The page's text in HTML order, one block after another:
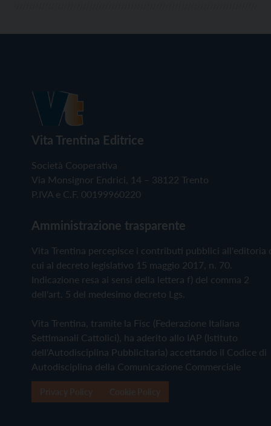
Vita Trentina Editrice
Società Cooperativa
Via Monsignor Endrici, 14 – 38122 Trento
P.IVA e C.F. 00199960220
Amministrazione trasparente
Vita Trentina percepisce i contributi pubblici all'editoria
cui al decreto legislativo 15 maggio 2017, n. 70.
Indicazione resa ai sensi della lettera f) del comma 2
dell'art. 5 del medesimo decreto Lgs.
Vita Trentina, tramite la Fisc (Federazione Italiana
Settimanali Cattolici), ha aderito allo IAP (Istituto
dell'Autodisciplina Pubblicitaria) accettando il Codice di
Autodisciplina della Comunicazione Commerciale